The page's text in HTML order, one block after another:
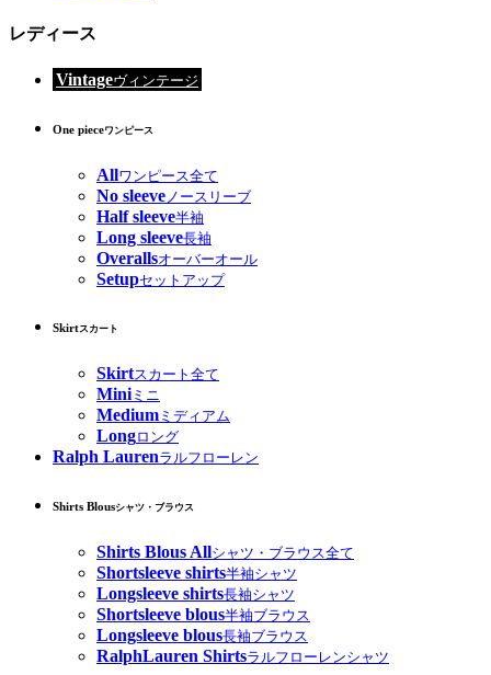
レディース
Vintageヴィンテージ
One pieceワンピース
Allワンピース全て
No sleeve ノースリーブ
Half sleeve半袖
Long sleeve長袖
Overallsオーバーオール
Setupセットアップ
Skirtスカート
Skirtスカート全て
Miniミニ
Medium ミディアム
Longロング
Ralph Laurenラルフローレン
Shirts Blousシャツ・ブラウス
Shirts Blous Allシャツ・ブラウス全て
Shortsleeve shirts半袖シャツ
Longsleeve shirts長袖シャツ
Shortsleeve blous半袖ブラウス
Longsleeve blous長袖ブラウス
RalphLauren Shirtsラルフローレンシャツ